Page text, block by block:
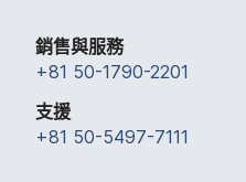
銷售​與​服務
+81 50-1790-2201
支援
+81 50-5497-7111